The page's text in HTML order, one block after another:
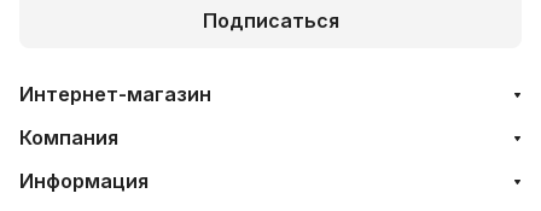
(прессованный) Фрегат СТО-10
Картридж SL10" ионнообменная смола
АКВАБРАЙТ для умягчения С-10 (25)
Подписаться
Интернет-магазин
Компания
Информация